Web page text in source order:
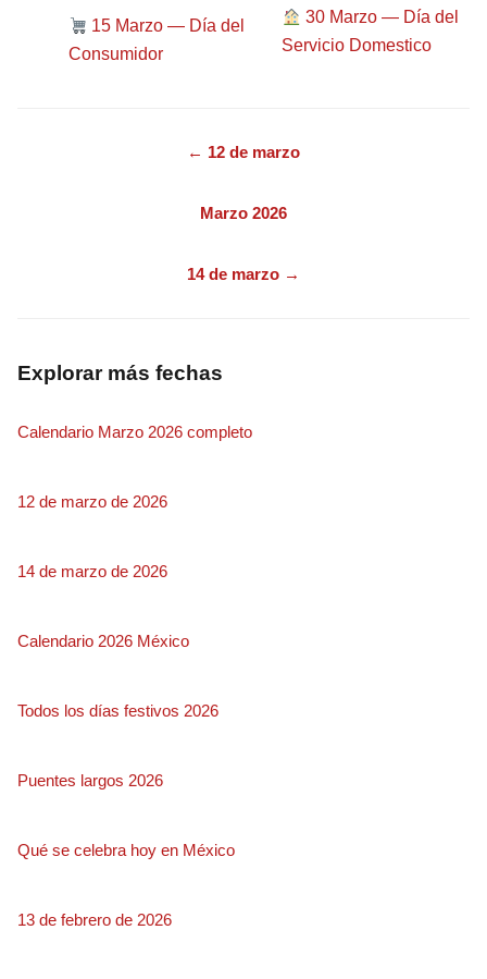
15 Marzo — Día del
Consumidor
30 Marzo — Día del
Servicio Domestico
← 12 de marzo
Marzo 2026
14 de marzo →
Explorar más fechas
Calendario Marzo 2026 completo
12 de marzo de 2026
14 de marzo de 2026
Calendario 2026 México
Todos los días festivos 2026
Puentes largos 2026
Qué se celebra hoy en México
13 de febrero de 2026